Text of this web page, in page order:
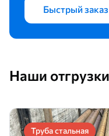
Быстрый заказ
Наши отгрузки
Труба стальная